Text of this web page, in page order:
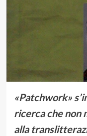
«Patchwork»
ricerca che non
alla